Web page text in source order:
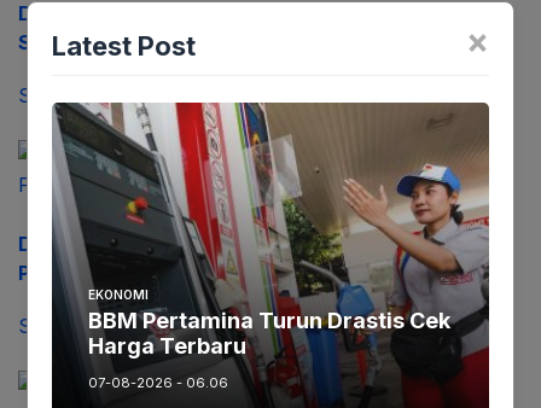
Dihajar Dulu Sebelum Diangkut Polisi, Penjahat
Spesialis Ganjal ATM dengan Tusuk Gigi Pasrah
September 22, 2023
Di Purwakarta Pedagang Tahu Goreng Jadi
Pengepul Togel Online
September 22, 2023
×
Latest Post
EKONOMI
BBM Pertamina Turun Drastis Cek
Harga Terbaru
07-08-2026 - 06.06